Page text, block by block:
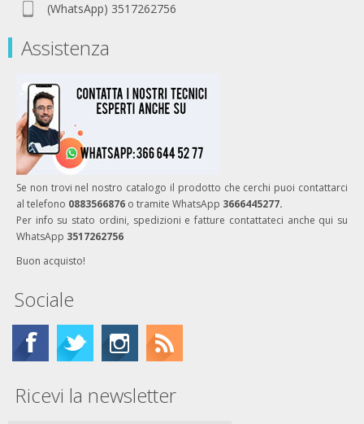
(WhatsApp) 3517262756
Assistenza
Se non trovi nel nostro catalogo il prodotto che cerchi puoi contattarci
al telefono 0883566876 o tramite WhatsApp 3666445277.
Per info su stato ordini, spedizioni e fatture contattateci anche qui su
WhatsApp 3517262756
Buon acquisto!
Sociale
Ricevi la newsletter